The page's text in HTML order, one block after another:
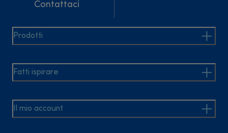
Contattaci
Prodotti
Fatti ispirare
Il mio account